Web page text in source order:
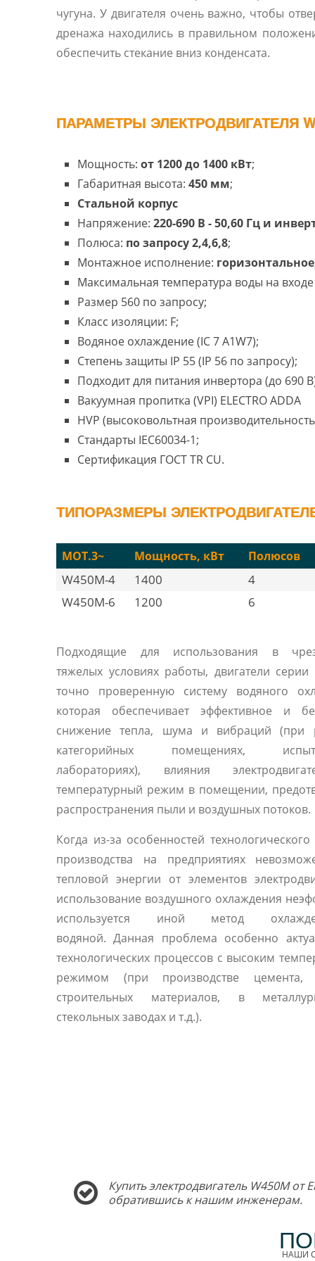
чугуна. У двигателя очень важно, чтобы
дренажа находились в правильном
обеспечить стекание вниз конденсата.
ПАРАМЕТРЫ ЭЛЕКТРОДВИГАТЕЛЯ
Мощность: от 1200 до 1400 кВт;
Габаритная высота: 450 мм;
Cтальной корпус
Напряжение: 220-690 В - 50,60 Гц и
Полюса: по запросу 2,4,6,8;
Монтажное исполнение: горизонтальное
Максимальная температура воды на входе
Размер 560 по запросу;
Класс изоляции: F;
Водяное охлаждение (IC 7 A1W7);
Степень защиты IP 55 (IP 56 по запросу);
Подходит для питания инвертора (до 690
Вакуумная пропитка (VPI) ELECTRO ADDA
HVP (высоковольтная
Стандарты IEC60034-1;
Сертификация ГОСТ TR CU.
ТИПОРАЗМЕРЫ
MOT.3~ Мощность, кВт Полюсов
W450M-4 1400
4
W450M-6
1200 6
Подходящие для использования в
тяжелых условиях работы, двигатели
точно проверенную систему водяного
которая обеспечивает эффективное и
снижение тепла, шума и вибраций (при
категорийных помещениях,
лабораториях), влияния
температурный режим в помещении,
распространения пыли и воздушных потоков.
Когда из-за особенностей
производства на предприятиях
тепловой энергии от элементов
использование воздушного охлаждения
используется иной метод
водяной. Данная проблема особенно
технологических процессов с высоким
режимом (при производстве цемента,
строительных материалов, в
стекольных заводах и т.д.).
Купить электродвигатель W450M
обратившись к нашим инженерам.
НАШИ